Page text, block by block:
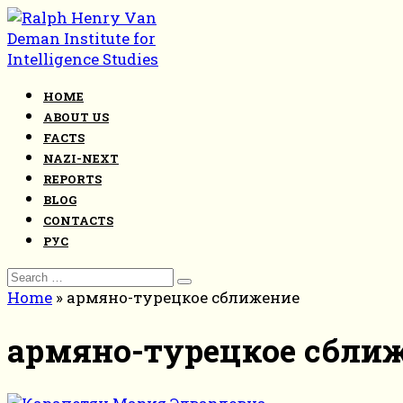
Skip
to
content
HOME
ABOUT US
FACTS
NAZI-NEXT
REPORTS
BLOG
CONTACTS
РУС
Search
for:
Home » армяно-турецкое сближение
армяно-турецкое